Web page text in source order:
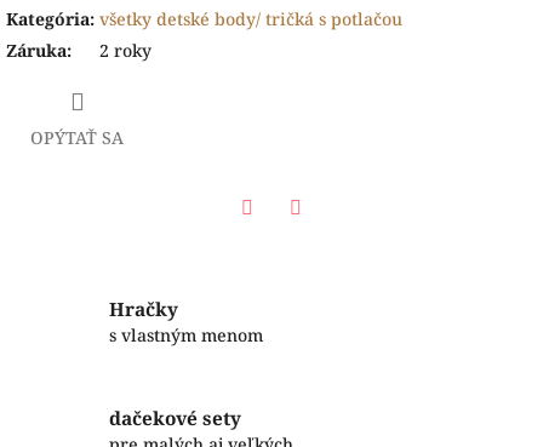
Kategória: všetky detské body/ tričká s potlačou
Záruka: 2 roky
OPÝTAŤ SA
Hračky
s vlastným menom
dačekové sety